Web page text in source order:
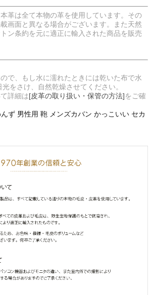
革は全て本物の革を使用しています。その
画面と異なる場合がございます。また天然
ン条約を元に適正に輸入された商品を販売
で、もし水に濡れたときには乾いた布で水
をさけ、自然乾燥させてください。
詳細は[皮革の取り扱い・保管の方法]をご確
ず 男性用 鞄 メンズカバン かっこいい セカ